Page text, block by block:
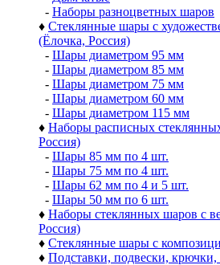
- Наборы разноцветных шаров
♦ Стеклянные шары с
(Ёлочка, Россия)
- Шары диаметром 95 мм
- Шары диаметром 85 мм
- Шары диаметром 75 мм
- Шары диаметром 60 мм
- Шары диаметром 115 мм
♦ Наборы расписных
Россия)
- Шары 85 мм по 4 шт.
- Шары 75 мм по 4 шт.
- Шары 62 мм по 4 и 5 шт.
- Шары 50 мм по 6 шт.
♦ Наборы стеклянных шаров с
Россия)
♦ Стеклянные шары с
♦ Подставки, подвески,